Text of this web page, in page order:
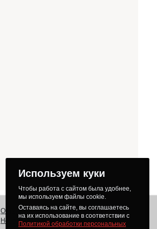
О нас
Новости
Заказ
Оплата
Как получить товар
Доставка
Используем куки
Чтобы работа с сайтом была удобнее,
мы используем файлы cookie.
Оставаясь на сайте, вы соглашаетесь
на их использование в соответствии с
Политикой обработки персональных